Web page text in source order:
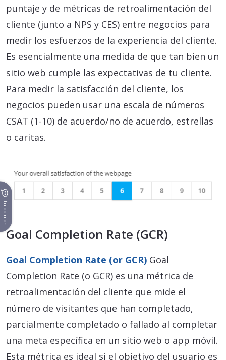
puntaje y de métricas de retroalimentación del
cliente (junto a NPS y CES) entre negocios para
medir los esfuerzos de la experiencia del cliente.
Es esencialmente una medida de que tan bien un
sitio web cumple las expectativas de tu cliente.
Para medir la satisfacción del cliente, los
negocios pueden usar una escala de números
CSAT (1-10) de acuerdo/no de acuerdo, estrellas
o caritas.
Goal Completion Rate (GCR)
Goal Completion Rate (or GCR) Goal
Completion Rate (o GCR) es una métrica de
retroalimentación del cliente que mide el
número de visitantes que han completado,
parcialmente completado o fallado al completar
una meta específica en un sitio web o app móvil.
Esta métrica es ideal si el objetivo del usuario es
Tu opinión